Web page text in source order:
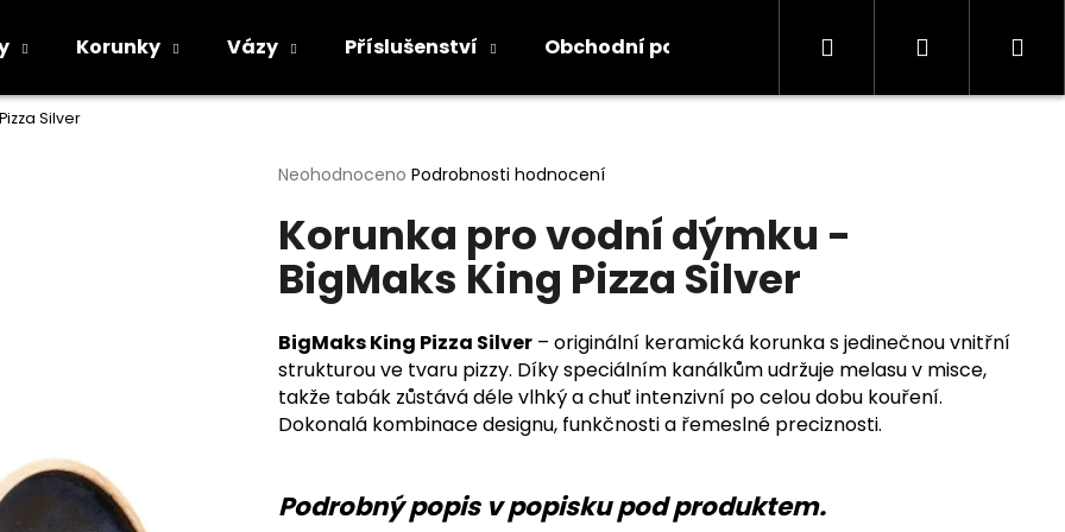
Korunky Vázy Příslušenství Obchodní podmínky Kontakty Informace
Hledat Přihlášení
Silver
Průměrné
produktu
je
0,0
hvězdiček.
Neohodnoceno Podrobnosti hodnocení
Korunka pro vodní dýmku -
BigMaks King Pizza Silver
BigMaks King Pizza Silver – originální keramická korunka s jedinečnou vnitřní
strukturou ve tvaru pizzy. Díky speciálním kanálkům udržuje melasu v misce,
takže tabák zůstává déle vlhký a chuť intenzivní po celou dobu kouření.
Dokonalá kombinace designu, funkčnosti a řemeslné preciznosti.
Podrobný popis v popisku pod produktem.
Co potřebujete najít?
HLEDAT